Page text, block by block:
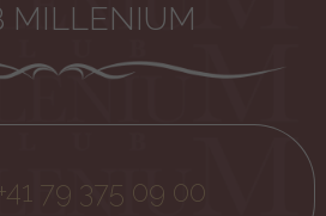
MILLENIUM
79 375 09 00